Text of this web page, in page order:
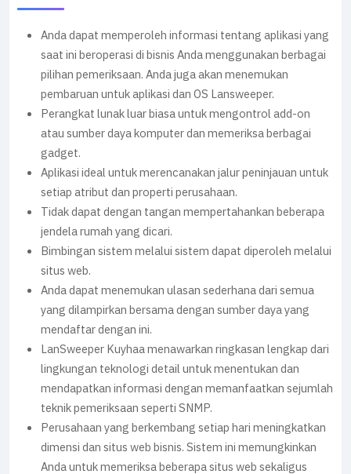
Anda dapat memperoleh informasi tentang aplikasi yang
saat ini beroperasi di bisnis Anda menggunakan berbagai
pilihan pemeriksaan. Anda juga akan menemukan
pembaruan untuk aplikasi dan OS Lansweeper.
Perangkat lunak luar biasa untuk mengontrol add-on
atau sumber daya komputer dan memeriksa berbagai
gadget.
Aplikasi ideal untuk merencanakan jalur peninjauan untuk
setiap atribut dan properti perusahaan.
Tidak dapat dengan tangan mempertahankan beberapa
jendela rumah yang dicari.
Bimbingan sistem melalui sistem dapat diperoleh melalui
situs web.
Anda dapat menemukan ulasan sederhana dari semua
yang dilampirkan bersama dengan sumber daya yang
mendaftar dengan ini.
LanSweeper Kuyhaa menawarkan ringkasan lengkap dari
lingkungan teknologi detail untuk menentukan dan
mendapatkan informasi dengan memanfaatkan sejumlah
teknik pemeriksaan seperti SNMP.
Perusahaan yang berkembang setiap hari meningkatkan
dimensi dan situs web bisnis. Sistem ini memungkinkan
Anda untuk memeriksa beberapa situs web sekaligus